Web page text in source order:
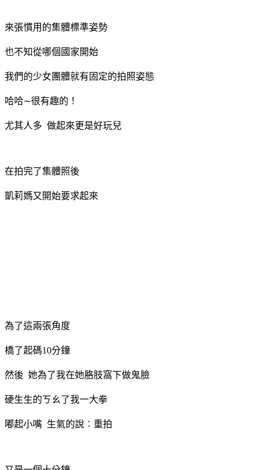
來張慣用的集體標準姿勢
也不知從哪個國家開始
我們的少女團體就有固定的拍照姿態
哈哈∼很有趣的！
尤其人多 做起來更是好玩兒
在拍完了集體照後
凱莉媽又開始要求起來
為了這兩張角度
橋了起碼10分鐘
然後 她為了我在她胳肢窩下做鬼臉
硬生生的ㄎㄠ了我一大拳
嘟起小嘴 生氣的說︰重拍